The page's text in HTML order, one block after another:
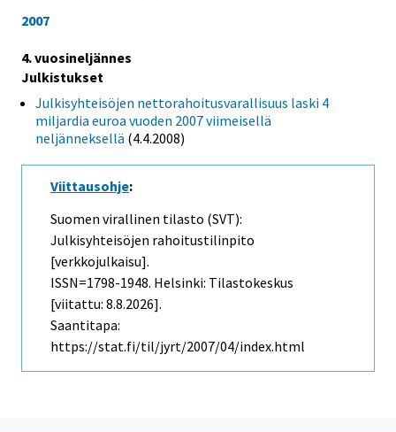
2007
4. vuosineljännes
Julkistukset
Julkisyhteisöjen nettorahoitusvarallisuus laski 4
miljardia euroa vuoden 2007 viimeisellä
neljänneksellä (4.4.2008)
Viittausohje:
Suomen virallinen tilasto (SVT):
Julkisyhteisöjen rahoitustilinpito
[verkkojulkaisu].
ISSN=1798-1948. Helsinki: Tilastokeskus
[viitattu: 8.8.2026].
Saantitapa:
https://stat.fi/til/jyrt/2007/04/index.html